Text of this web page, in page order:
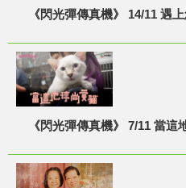
《閃光彈傳真機》 14/11 遇
《閃光彈傳真機》 7/11 當這